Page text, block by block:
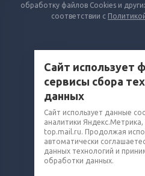
обработку файлов Cookies и
соответствии с
ВОПРОСЫ И
8 (800)
Сайт использует
сервисы сбора
данных
Сайт использует данные
аналитики Яндекс.Метрика,
top.mail.ru. Продолжая
автоматически
данных технологий и
обработки данных.